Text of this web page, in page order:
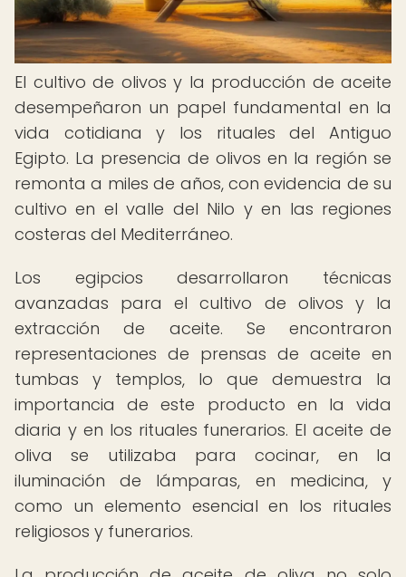
El cultivo de olivos y la producción de aceite
desempeñaron un papel fundamental en la
vida cotidiana y los rituales del Antiguo
Egipto. La presencia de olivos en la región se
remonta a miles de años, con evidencia de su
cultivo en el valle del Nilo y en las regiones
costeras del Mediterráneo.
Los egipcios desarrollaron técnicas
avanzadas para el cultivo de olivos y la
extracción de aceite. Se encontraron
representaciones de prensas de aceite en
tumbas y templos, lo que demuestra la
importancia de este producto en la vida
diaria y en los rituales funerarios. El aceite de
oliva se utilizaba para cocinar, en la
iluminación de lámparas, en medicina, y
como un elemento esencial en los rituales
religiosos y funerarios.